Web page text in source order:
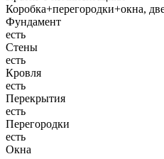
Коробка+перегородки+окна,
Фундамент
есть
Стены
есть
Кровля
есть
Перекрытия
есть
Перегородки
есть
Окна